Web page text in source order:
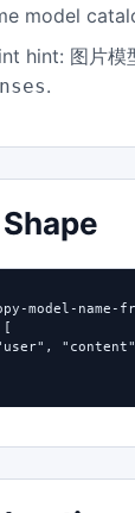
model
hint: 图片模
.
model-name-